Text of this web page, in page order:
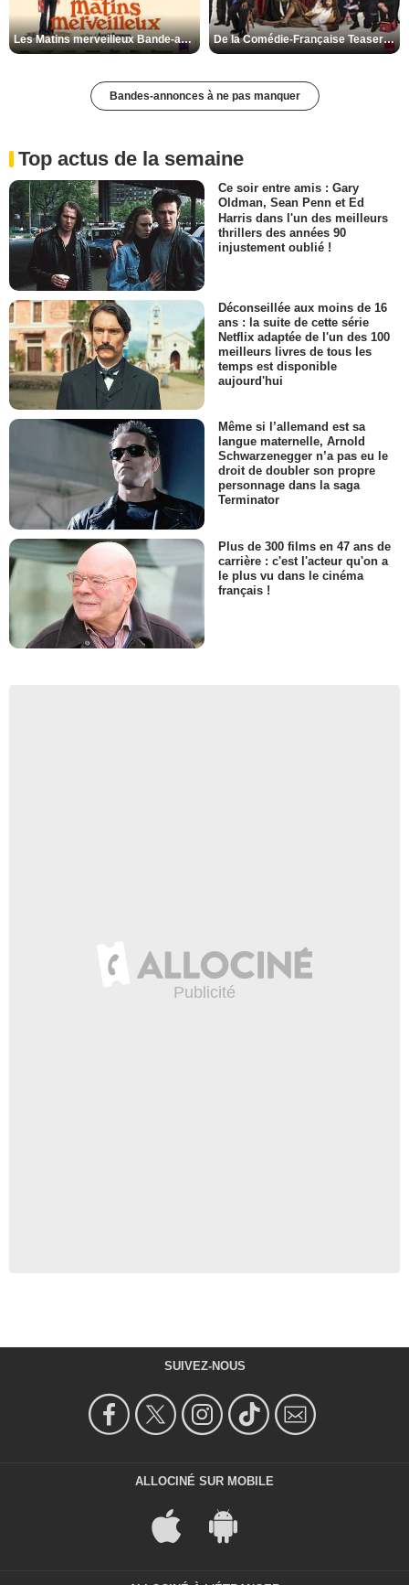
Les Matins merveilleux Bande-annonce VF De la Comédie-Française Teaser VF
Bandes-annonces à ne pas manquer
Top actus de la semaine
Ce soir entre amis : Gary
Oldman, Sean Penn et Ed
Harris dans l'un des meilleurs
thrillers des années 90
injustement oublié !
Déconseillée aux moins de 16
ans : la suite de cette série
Netflix adaptée de l'un des 100
meilleurs livres de tous les
temps est disponible
aujourd'hui
Même si l’allemand est sa
langue maternelle, Arnold
Schwarzenegger n’a pas eu le
droit de doubler son propre
personnage dans la saga
Terminator
Plus de 300 films en 47 ans de
carrière : c'est l'acteur qu'on a
le plus vu dans le cinéma
français !
SUIVEZ-NOUS
ALLOCINÉ SUR MOBILE